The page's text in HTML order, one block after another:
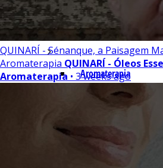
Fórmulas Caseiras
Medicinais
Aromaterapia
Veterinária
Perfumaria
QUINARÍ - Sénanque, a Paisagem
Aromaterapia QUINARÍ - Óleos
Aromaterapia • 3 weeks ago